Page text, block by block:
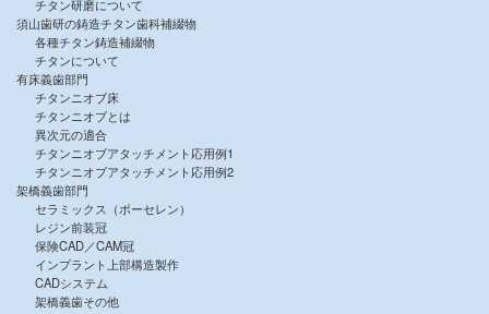
チタン研磨について
須山歯研の鋳造チタン歯科補綴物
各種チタン鋳造補綴物
チタンについて
有床義歯部門
チタンニオブ床
チタンニオブとは
異次元の適合
チタンニオブアタッチメント応用例1
チタンニオブアタッチメント応用例2
架橋義歯部門
セラミックス（ポーセレン）
レジン前装冠
保険CAD／CAM冠
インプラント上部構造製作
CADシステム
架橋義歯その他